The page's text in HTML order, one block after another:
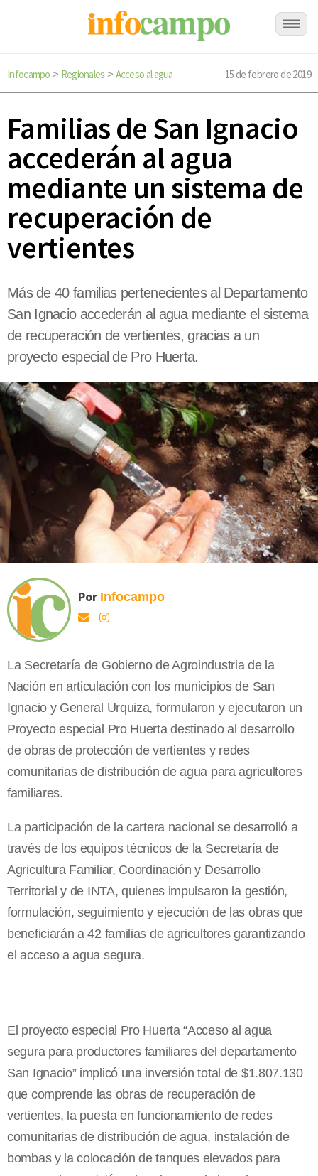
Infocampo > Regionales > Acceso al agua 15 de febrero de 2019
Familias de San Ignacio
accederán al agua
mediante un sistema de
recuperación de
vertientes
Más de 40 familias pertenecientes al Departamento
San Ignacio accederán al agua mediante el sistema
de recuperación de vertientes, gracias a un
proyecto especial de Pro Huerta.
Por Infocampo
La Secretaría de Gobierno de Agroindustria de la
Nación en articulación con los municipios de San
Ignacio y General Urquiza, formularon y ejecutaron un
Proyecto especial Pro Huerta destinado al desarrollo
de obras de protección de vertientes y redes
comunitarias de distribución de agua para agricultores
familiares.
La participación de la cartera nacional se desarrolló a
través de los equipos técnicos de la Secretaría de
Agricultura Familiar, Coordinación y Desarrollo
Territorial y de INTA, quienes impulsaron la gestión,
formulación, seguimiento y ejecución de las obras que
beneficiarán a 42 familias de agricultores garantizando
el acceso a agua segura.
El proyecto especial Pro Huerta “Acceso al agua
segura para productores familiares del departamento
San Ignacio” implicó una inversión total de $1.807.130
que comprende las obras de recuperación de
vertientes, la puesta en funcionamiento de redes
comunitarias de distribución de agua, instalación de
bombas y la colocación de tanques elevados para